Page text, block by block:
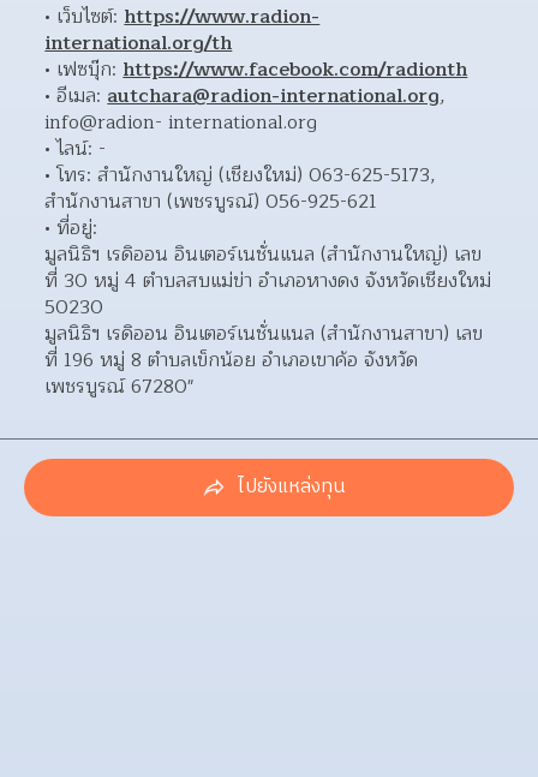
• เว็บไซต์: https://www.radion-
international.org/th
• เฟซบุ๊ก: https://www.facebook.com/radionth
• อีเมล: autchara@radion-international.org,
info@radion- international.org
• ไลน์: -
• โทร: สำนักงานใหญ่ (เชียงใหม่) 063-625-5173,
สำนักงานสาขา (เพชรบูรณ์) 056-925-621
• ที่อยู่:
มูลนิธิฯ เรดิออน อินเตอร์เนชั่นแนล (สำนักงานใหญ่) เลข
ที่ 30 หมู่ 4 ตำบลสบแม่ข่า อำเภอหางดง จังหวัดเชียงใหม่
50230
มูลนิธิฯ เรดิออน อินเตอร์เนชั่นแนล (สำนักงานสาขา) เลข
ที่ 196 หมู่ 8 ตำบลเข็กน้อย อำเภอเขาค้อ จังหวัด
เพชรบูรณ์ 67280"
ไปยังแหล่งทุน